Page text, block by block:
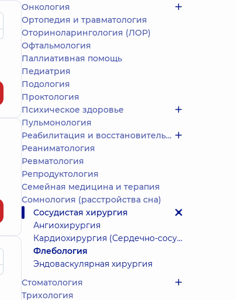
Онкология
Ортопедия и травматология
Оториноларингология (ЛОР)
Офтальмология
Паллиативная помощь
Педиатрия
Подология
Проктология
Психическое здоровье
Пульмонология
Реабилитация и восстановительное лечение
Реаниматология
Ревматология
Репродуктология
Семейная медицина и терапия
Сомнология (расстройства сна)
Сосудистая хирургия
Ангиохирургия
Кардиохирургия (Сердечно-сосудистая хирургия)
Флебология
Эндоваскулярная хирургия
Стоматология
Трихология